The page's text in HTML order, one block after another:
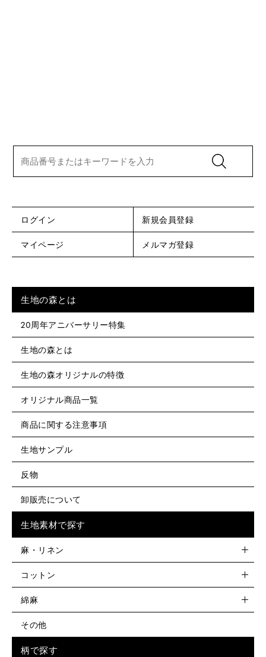
ログイン 新規会員登録
マイページ メルマガ登録
生地の森とは
20周年アニバーサリー特集
生地の森とは
生地の森オリジナルの特徴
オリジナル商品一覧
商品に関する注意事項
生地サンプル
反物
卸販売について
生地素材で探す
麻・リネン
コットン
綿麻
その他
柄で探す